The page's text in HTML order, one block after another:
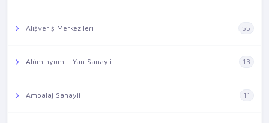
Alışveriş Merkezileri 55
Alüminyum - Yan Sanayii 13
Ambalaj Sanayii 11